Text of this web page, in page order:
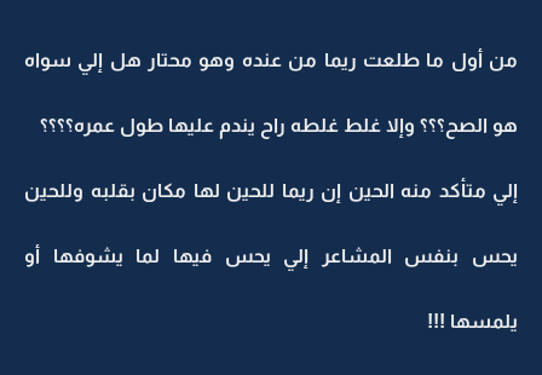
من أول ما طلعت ريما من عنده وهو محتار هل إلي سواه
هو الصح؟؟؟ وإلا غلط غلطه راح يندم عليها طول عمره؟؟؟؟
إلي متأكد منه الحين إن ريما للحين لها مكان بقلبه وللحين
يحس بنفس المشاعر إلي يحس فيها لما يشوفها أو
يلمسها !!!